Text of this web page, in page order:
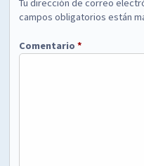
Tu dirección de correo
campos obligatorios están
Comentario*